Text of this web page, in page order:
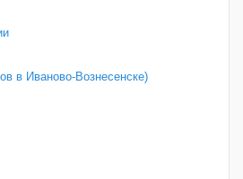
в Иваново‑Вознесенске)